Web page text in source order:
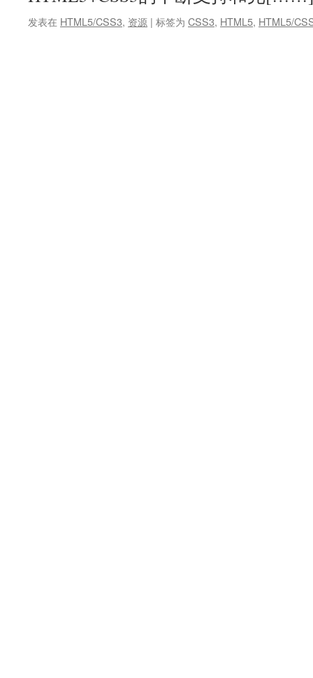
发表在 HTML5/CSS3, 资源 | 标签为 CSS3, HTML5, HTML5/